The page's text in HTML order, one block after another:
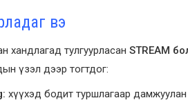
вэ
хандлагад тулгуурласан STREAM
үзэл дээр тогтдог:
хүүхэд бодит туршлагаар